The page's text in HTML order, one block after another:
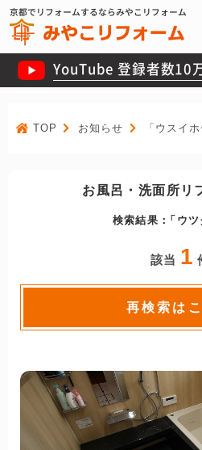
京都でリフォームするならみやこリフォーム
YouTube 登録者数10
TOP お知らせ 「ウスイ
お風呂・洗面所リ
検索結果： ウ
該当 1
再検索は